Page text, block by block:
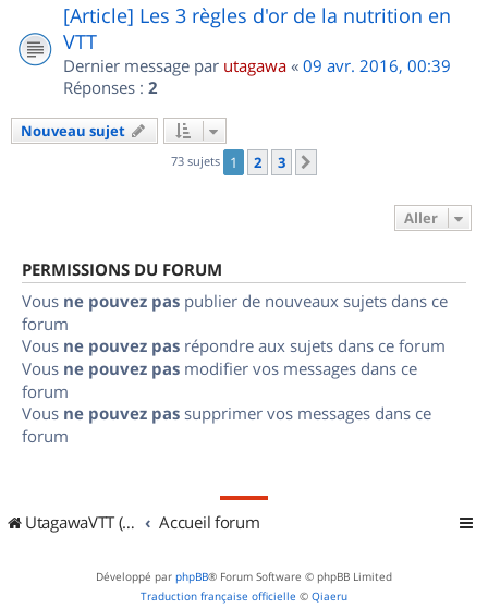
[Article] Les 3 règles d'or de la nutrition en
VTT
Dernier message par utagawa « 09 avr. 2016, 00:39
Réponses : 2
Nouveau sujet
73 sujets 1 2 3
Aller
PERMISSIONS DU FORUM
Vous ne pouvez pas publier de nouveaux sujets dans ce
forum
Vous ne pouvez pas répondre aux sujets dans ce forum
Vous ne pouvez pas modifier vos messages dans ce
forum
Vous ne pouvez pas supprimer vos messages dans ce
forum
UtagawaVTT (Randos VTT et VTTAE avec traces GPS) Accueil forum
Développé par phpBB® Forum Software © phpBB Limited
Traduction française officielle © Qiaeru